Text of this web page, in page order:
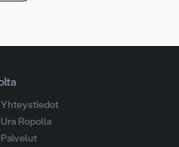
Yhteystiedot
Ura Ropolla
Palvelut